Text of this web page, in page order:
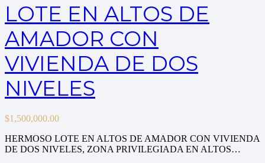
LOTE EN ALTOS DE
AMADOR CON
VIVIENDA DE DOS
NIVELES
$1,500,000.00
HERMOSO LOTE EN ALTOS DE AMADOR CON VIVIENDA
DE DOS NIVELES, ZONA PRIVILEGIADA EN ALTOS…